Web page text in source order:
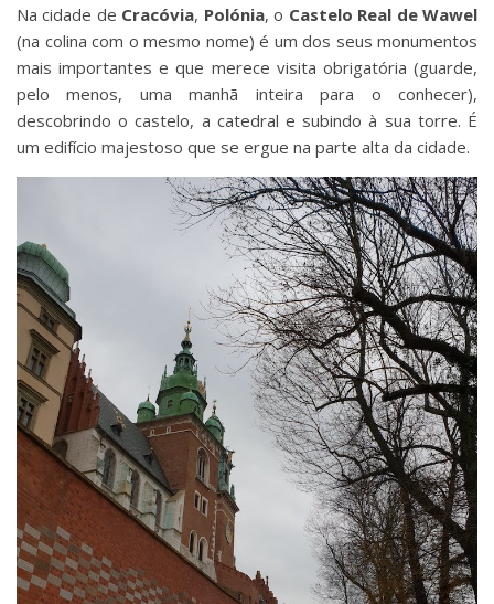
Na cidade de Cracóvia, Polónia, o Castelo Real de Wawel
(na colina com o mesmo nome) é um dos seus monumentos
mais importantes e que merece visita obrigatória (guarde,
pelo menos, uma manhã inteira para o conhecer),
descobrindo o castelo, a catedral e subindo à sua torre. É
um edifício majestoso que se ergue na parte alta da cidade.